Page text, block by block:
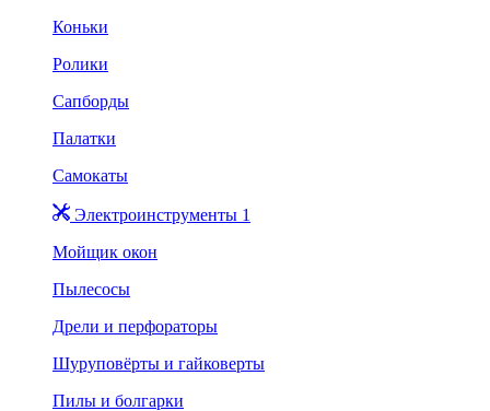
Коньки
Ролики
Сапборды
Палатки
Самокаты
Электроинструменты 1
Мойщик окон
Пылесосы
Дрели и перфораторы
Шуруповёрты и гайковерты
Пилы и болгарки